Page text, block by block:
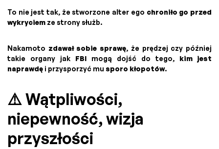
To nie jest tak, że stworzone alter ego chroniło go przed
wykryciem ze strony służb.
Nakamoto zdawał sobie sprawę, że prędzej czy później
takie organy jak FBI mogą dojść do tego, kim jest
naprawdę i przysporzyć mu sporo kłopotów.
⚠️ Wątpliwości,
niepewność, wizja
przyszłości